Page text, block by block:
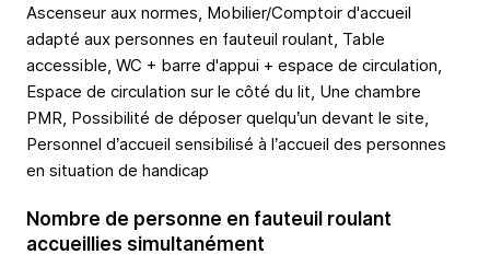
Ascenseur aux normes, Mobilier/Comptoir d'accueil
adapté aux personnes en fauteuil roulant, Table
accessible, WC + barre d'appui + espace de circulation,
Espace de circulation sur le côté du lit, Une chambre
PMR, Possibilité de déposer quelqu’un devant le site,
Personnel d’accueil sensibilisé à l’accueil des personnes
en situation de handicap
Nombre de personne en fauteuil roulant
accueillies simultanément